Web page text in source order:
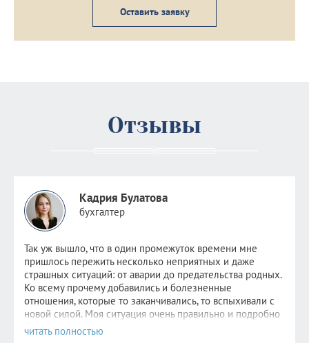
Оставить заявку
Отзывы
Кадрия Булатова
бухгалтер
Так уж вышло, что в один промежуток времени мне
пришлось пережить несколько неприятных и даже
страшных ситуаций: от аварии до предательства родных.
Ко всему прочему добавились и болезненные
отношения, которые то заканчивались, то вспыхивали с
новой силой. Моя ситуация очень правильно и подробно
была описаназдесь